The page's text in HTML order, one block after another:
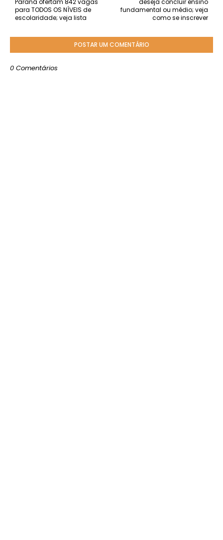
deseja concluir ensino
fundamental ou médio; veja
como se inscrever
Paraná ofertam 842 vagas
para TODOS OS NÍVEIS de
escolaridade; veja lista
POSTAR UM COMENTÁRIO
0 Comentários